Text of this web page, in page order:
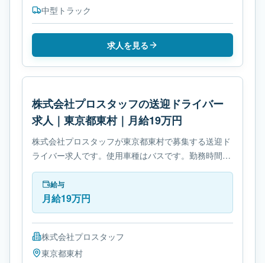
中型トラック
求人を見る
株式会社プロスタッフの送迎ドライバー
求人｜東京都東村｜月給19万円
株式会社プロスタッフが東京都東村で募集する送迎ド
ライバー求人です。使用車種はバスです。勤務時間
は- 変形労働時間制です。必要免許は- 中型自動車免許
です。給与
月給19万円
株式会社プロスタッフ
東京都東村